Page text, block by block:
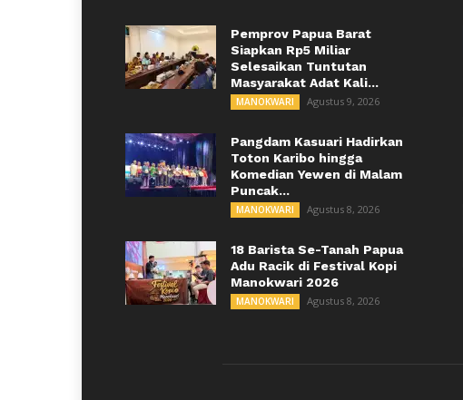
Pemprov Papua Barat
Siapkan Rp5 Miliar
Selesaikan Tuntutan
Masyarakat Adat Kali...
MANOKWARI Agustus 9, 2026
Pangdam Kasuari Hadirkan
Toton Karibo hingga
Komedian Yewen di Malam
Puncak...
MANOKWARI Agustus 8, 2026
18 Barista Se-Tanah Papua
Adu Racik di Festival Kopi
Manokwari 2026
MANOKWARI Agustus 8, 2026